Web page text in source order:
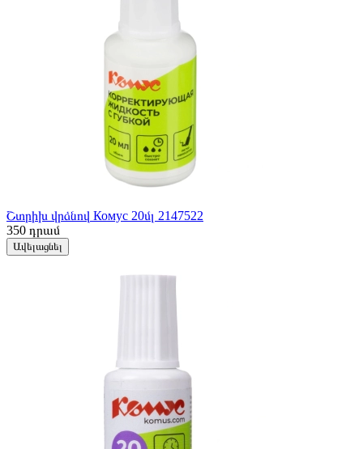
Շտրիխ վրձնով Комус 20մլ 2147522
350 դրամ
Ավելացնել